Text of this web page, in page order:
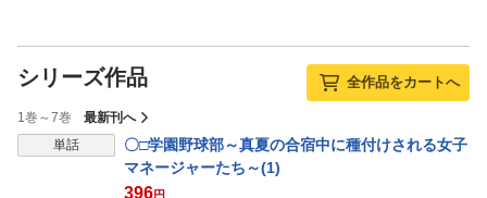
シリーズ作品 全作品をカートへ
1巻～7巻 最新刊へ
表示制限中
単話
〇□学園野球部～真夏の合宿中に種付けされる女子
マネージャーたち～(1)
396円